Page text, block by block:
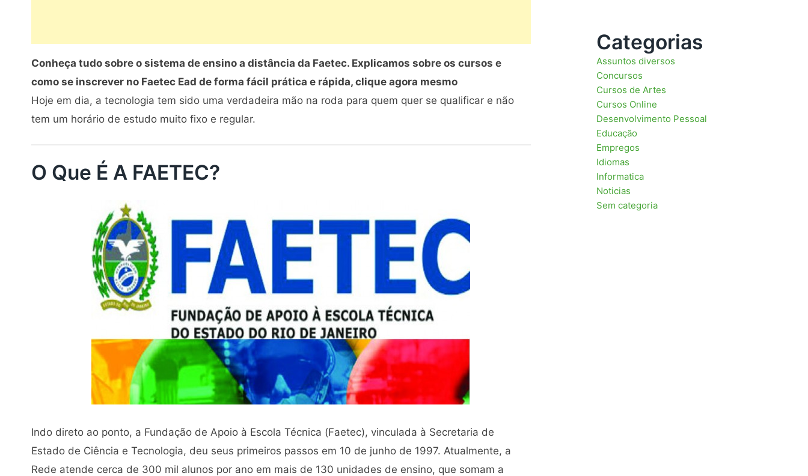
Conheça tudo sobre o sistema de ensino a distância da Faetec. Explicamos sobre os cursos e
como se inscrever no Faetec Ead de forma fácil prática e rápida, clique agora mesmo
Hoje em dia, a tecnologia tem sido uma verdadeira mão na roda para quem quer se qualificar e não
tem um horário de estudo muito fixo e regular.
O Que É A FAETEC?
Indo direto ao ponto, a Fundação de Apoio à Escola Técnica (Faetec), vinculada à Secretaria de
Estado de Ciência e Tecnologia, deu seus primeiros passos em 10 de junho de 1997. Atualmente, a
Rede atende cerca de 300 mil alunos por ano em mais de 130 unidades de ensino, que somam a
Categorias
Assuntos diversos
Concursos
Cursos de Artes
Cursos Online
Desenvolvimento Pessoal
Educação
Empregos
Idiomas
Informatica
Noticias
Sem categoria